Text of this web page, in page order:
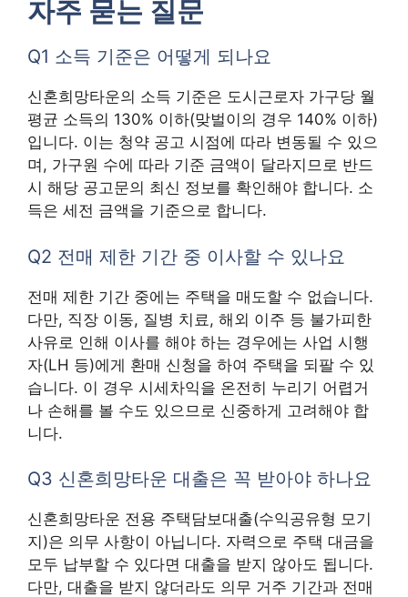
자주 묻는 질문
Q1 소득 기준은 어떻게 되나요
신혼희망타운의 소득 기준은 도시근로자 가구당 월
평균 소득의 130% 이하(맞벌이의 경우 140% 이하)
입니다. 이는 청약 공고 시점에 따라 변동될 수 있으
며, 가구원 수에 따라 기준 금액이 달라지므로 반드
시 해당 공고문의 최신 정보를 확인해야 합니다. 소
득은 세전 금액을 기준으로 합니다.
Q2 전매 제한 기간 중 이사할 수 있나요
전매 제한 기간 중에는 주택을 매도할 수 없습니다.
다만, 직장 이동, 질병 치료, 해외 이주 등 불가피한
사유로 인해 이사를 해야 하는 경우에는 사업 시행
자(LH 등)에게 환매 신청을 하여 주택을 되팔 수 있
습니다. 이 경우 시세차익을 온전히 누리기 어렵거
나 손해를 볼 수도 있으므로 신중하게 고려해야 합
니다.
Q3 신혼희망타운 대출은 꼭 받아야 하나요
신혼희망타운 전용 주택담보대출(수익공유형 모기
지)은 의무 사항이 아닙니다. 자력으로 주택 대금을
모두 납부할 수 있다면 대출을 받지 않아도 됩니다.
다만, 대출을 받지 않더라도 의무 거주 기간과 전매